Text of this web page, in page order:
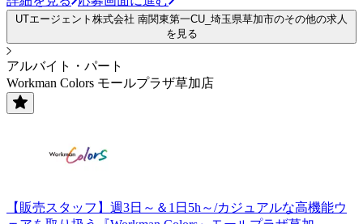
UTエージェント株式会社 南関東第一CU_埼玉県草加市のその他の求人
を見る
アルバイト・パート
Workman Colors モールプラザ草加店
【販売スタッフ】週3日～＆1日5h～/カジュアルな高機能ウ